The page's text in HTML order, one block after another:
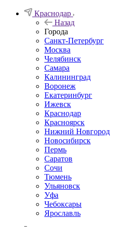
Краснодар
Назад
Города
Санкт-Петербург
Москва
Челябинск
Самара
Калининград
Воронеж
Екатеринбург
Ижевск
Краснодар
Красноярск
Нижний Новгород
Новосибирск
Пермь
Саратов
Сочи
Тюмень
Ульяновск
Уфа
Чебоксары
Ярославль